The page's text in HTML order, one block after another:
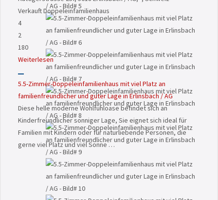
VerkauftDoppeleinfamilienhaus
4
2
180
Weiterlesen
5.5-Zimmer-Doppeleinfamilienhaus mit viel Platz an
familienfreundlicher und guter Lage in Erlinsbach / AG
Diese helle moderne Wohlfühloase befindet sich an
Kinderfreundlicher sonniger Lage, Sie eignet sich ideal für
Familien mit Kindern oder für naturliebende Personen, die
gerne viel Platz und viel Sonne …